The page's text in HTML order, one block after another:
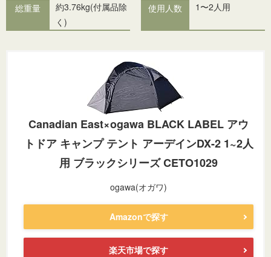
総重量 約3.76kg(付属品除
く)
使用人数 1〜2人用
Canadian East×ogawa BLACK LABEL アウ
トドア キャンプ テント アーデインDX-2 1~2人
用 ブラックシリーズ CETO1029
ogawa(オガワ)
Amazonで探す
楽天市場で探す